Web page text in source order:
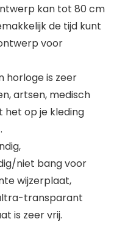
kan tot 80 cm
de tijd kunt
voor
horloge is zeer
artsen, medisch
het op je kleding
niet bang voor
wijzerplaat,
transparant
is zeer vrij.